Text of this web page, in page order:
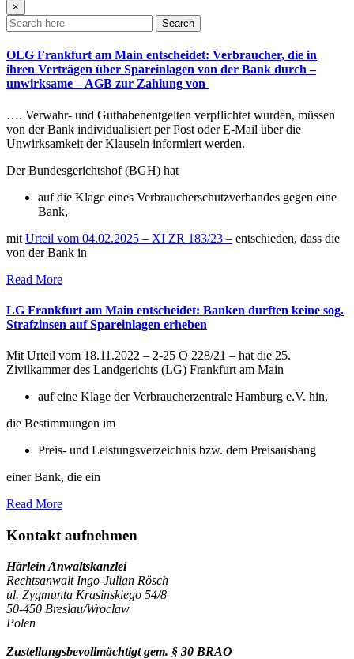
×
Search
OLG Frankfurt am Main entscheidet: Verbraucher, die in
ihren Verträgen über Spareinlagen von der Bank durch –
unwirksame – AGB zur Zahlung von
…. Verwahr- und Guthabenentgelten verpflichtet wurden, müssen
von der Bank individualisiert per Post oder E-Mail über die
Unwirksamkeit der Klauseln informiert werden.
Der Bundesgerichtshof (BGH) hat
auf die Klage eines Verbraucherschutzverbandes gegen eine
Bank,
mit Urteil vom 04.02.2025 – XI ZR 183/23 – entschieden, dass die
von der Bank in
Read More
LG Frankfurt am Main entscheidet: Banken durften keine sog.
Strafzinsen auf Spareinlagen erheben
Mit Urteil vom 18.11.2022 – 2-25 O 228/21 – hat die 25.
Zivilkammer des Landgerichts (LG) Frankfurt am Main
auf eine Klage der Verbraucherzentrale Hamburg e.V. hin,
die Bestimmungen im
Preis- und Leistungsverzeichnis bzw. dem Preisaushang
einer Bank, die ein
Read More
Kontakt aufnehmen
Härlein Anwaltskanzlei
Rechtsanwalt Ingo-Julian Rösch
ul. Zygmunta Krasinskiego 54/8
50-450 Breslau/Wroclaw
Polen
Zustellungsbevollmächtigt gem. § 30 BRAO